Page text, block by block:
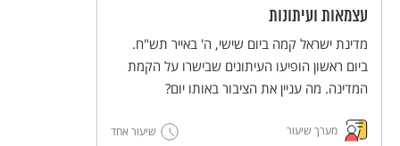
הבירה של מדינת ישראל בהווה. הלימוד נועד
לקדם הטמעה של ערכי הצדק, המשפט האמת
והשלום בעולם הערכים של התלמידות
והתלמידים.
עצמאות ועיתונות
מדינת ישראל קמה ביום שישי, ה' באייר תש"ח.
ביום ראשון הופיעו העיתונים שבישרו על הקמת
המדינה. מה עניין את הציבור באותו יום?
מערך שיעור שיעור אחד